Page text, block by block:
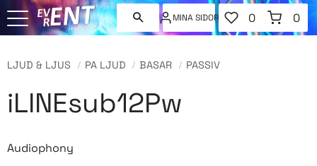
MINA SIDOR
FAVORITER
ANTAL
0
KUNDVAGN
0
LJUD & LJUS PA LJUD BASAR PASSIV
iLINEsub12Pw
Audiophony